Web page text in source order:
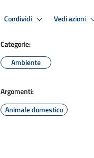
Condividi Vedi azioni
Categorie:
Ambiente
Argomenti:
Animale domestico